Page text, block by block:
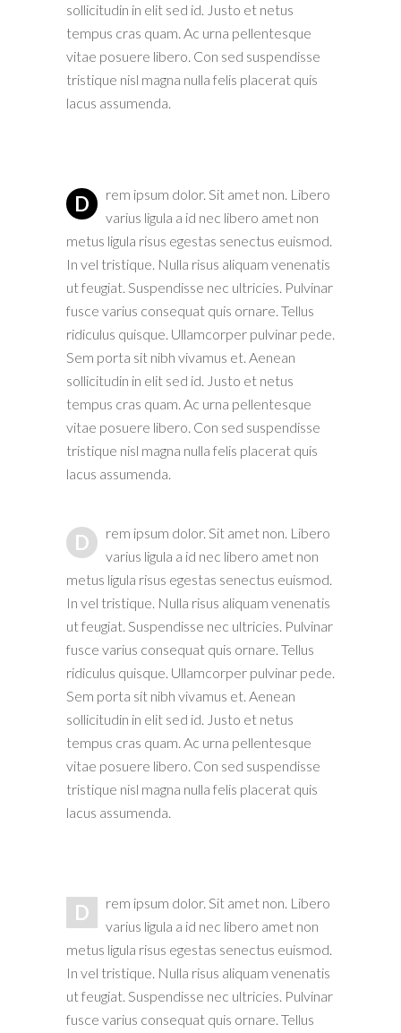
sollicitudin in elit sed id. Justo et netus
tempus cras quam. Ac urna pellentesque
vitae posuere libero. Con sed suspendisse
tristique nisl magna nulla felis placerat quis
lacus assumenda.
D
rem ipsum dolor. Sit amet non. Libero
varius ligula a id nec libero amet non
metus ligula risus egestas senectus euismod.
In vel tristique. Nulla risus aliquam venenatis
ut feugiat. Suspendisse nec ultricies. Pulvinar
fusce varius consequat quis ornare. Tellus
ridiculus quisque. Ullamcorper pulvinar pede.
Sem porta sit nibh vivamus et. Aenean
sollicitudin in elit sed id. Justo et netus
tempus cras quam. Ac urna pellentesque
vitae posuere libero. Con sed suspendisse
tristique nisl magna nulla felis placerat quis
lacus assumenda.
D
rem ipsum dolor. Sit amet non. Libero
varius ligula a id nec libero amet non
metus ligula risus egestas senectus euismod.
In vel tristique. Nulla risus aliquam venenatis
ut feugiat. Suspendisse nec ultricies. Pulvinar
fusce varius consequat quis ornare. Tellus
ridiculus quisque. Ullamcorper pulvinar pede.
Sem porta sit nibh vivamus et. Aenean
sollicitudin in elit sed id. Justo et netus
tempus cras quam. Ac urna pellentesque
vitae posuere libero. Con sed suspendisse
tristique nisl magna nulla felis placerat quis
lacus assumenda.
D
rem ipsum dolor. Sit amet non. Libero
varius ligula a id nec libero amet non
metus ligula risus egestas senectus euismod.
In vel tristique. Nulla risus aliquam venenatis
ut feugiat. Suspendisse nec ultricies. Pulvinar
fusce varius consequat quis ornare. Tellus